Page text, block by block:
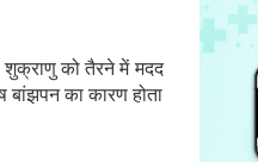
शुक्राणु को तैरने में मदद
बांझपन का कारण होता